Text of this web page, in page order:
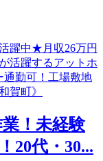
！未経験
20代・30...